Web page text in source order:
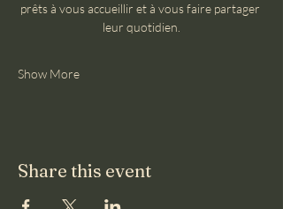
prêts à vous accueillir et à vous faire partager
leur quotidien.
Show More
Share this event